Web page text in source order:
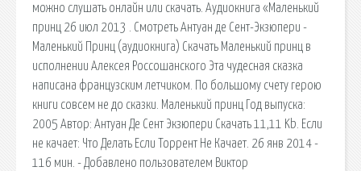
можно слушать онлайн или скачать. Аудиокнига «Маленький
принц 26 июл 2013 . Смотреть Антуан де Сент-Экзюпери -
Маленький Принц (аудиокнига) Скачать Маленький принц в
исполнении Алексея Россошанского Эта чудесная сказка
написана французским летчиком. По большому счету герою
книги совсем не до сказки. Маленький принц Год выпуска:
2005 Автор: Антуан Де Сент Экзюпери Скачать 11,11 Kb. Если
не качает: Что Делать Если Торрент Не Качает. 26 янв 2014 -
116 мин. - Добавлено пользователем Виктор